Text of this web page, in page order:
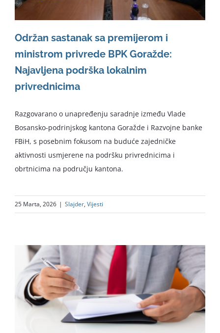
Održan sastanak sa premijerom i
ministrom privrede BPK Goražde:
Najavljena podrška lokalnim
privrednicima
Razgovarano o unapređenju saradnje između Vlade
Bosansko-podrinjskog kantona Goražde i Razvojne banke
FBiH, s posebnim fokusom na buduće zajedničke
aktivnosti usmjerene na podršku privrednicima i
obrtnicima na području kantona.
25 Marta, 2026 | Slajder, Vijesti